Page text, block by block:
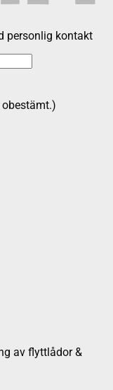
personlig kontakt
av flyttlådor &